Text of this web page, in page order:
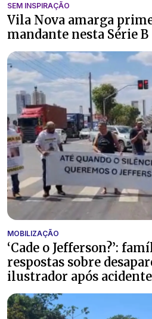
SEM INSPIRAÇÃO
Vila Nova amarga
mandante nesta Série B
MOBILIZAÇÃO
‘Cade o Jefferson?’:
respostas sobre
ilustrador após